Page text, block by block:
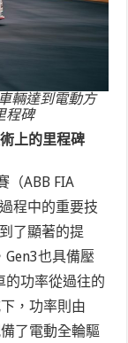
輛達到電動方
程碑
上的里程碑
（ABB FIA
程中的重要技
了顯著的提
也具備壓
的功率從過往的
，功率則由
了電動全輪驅